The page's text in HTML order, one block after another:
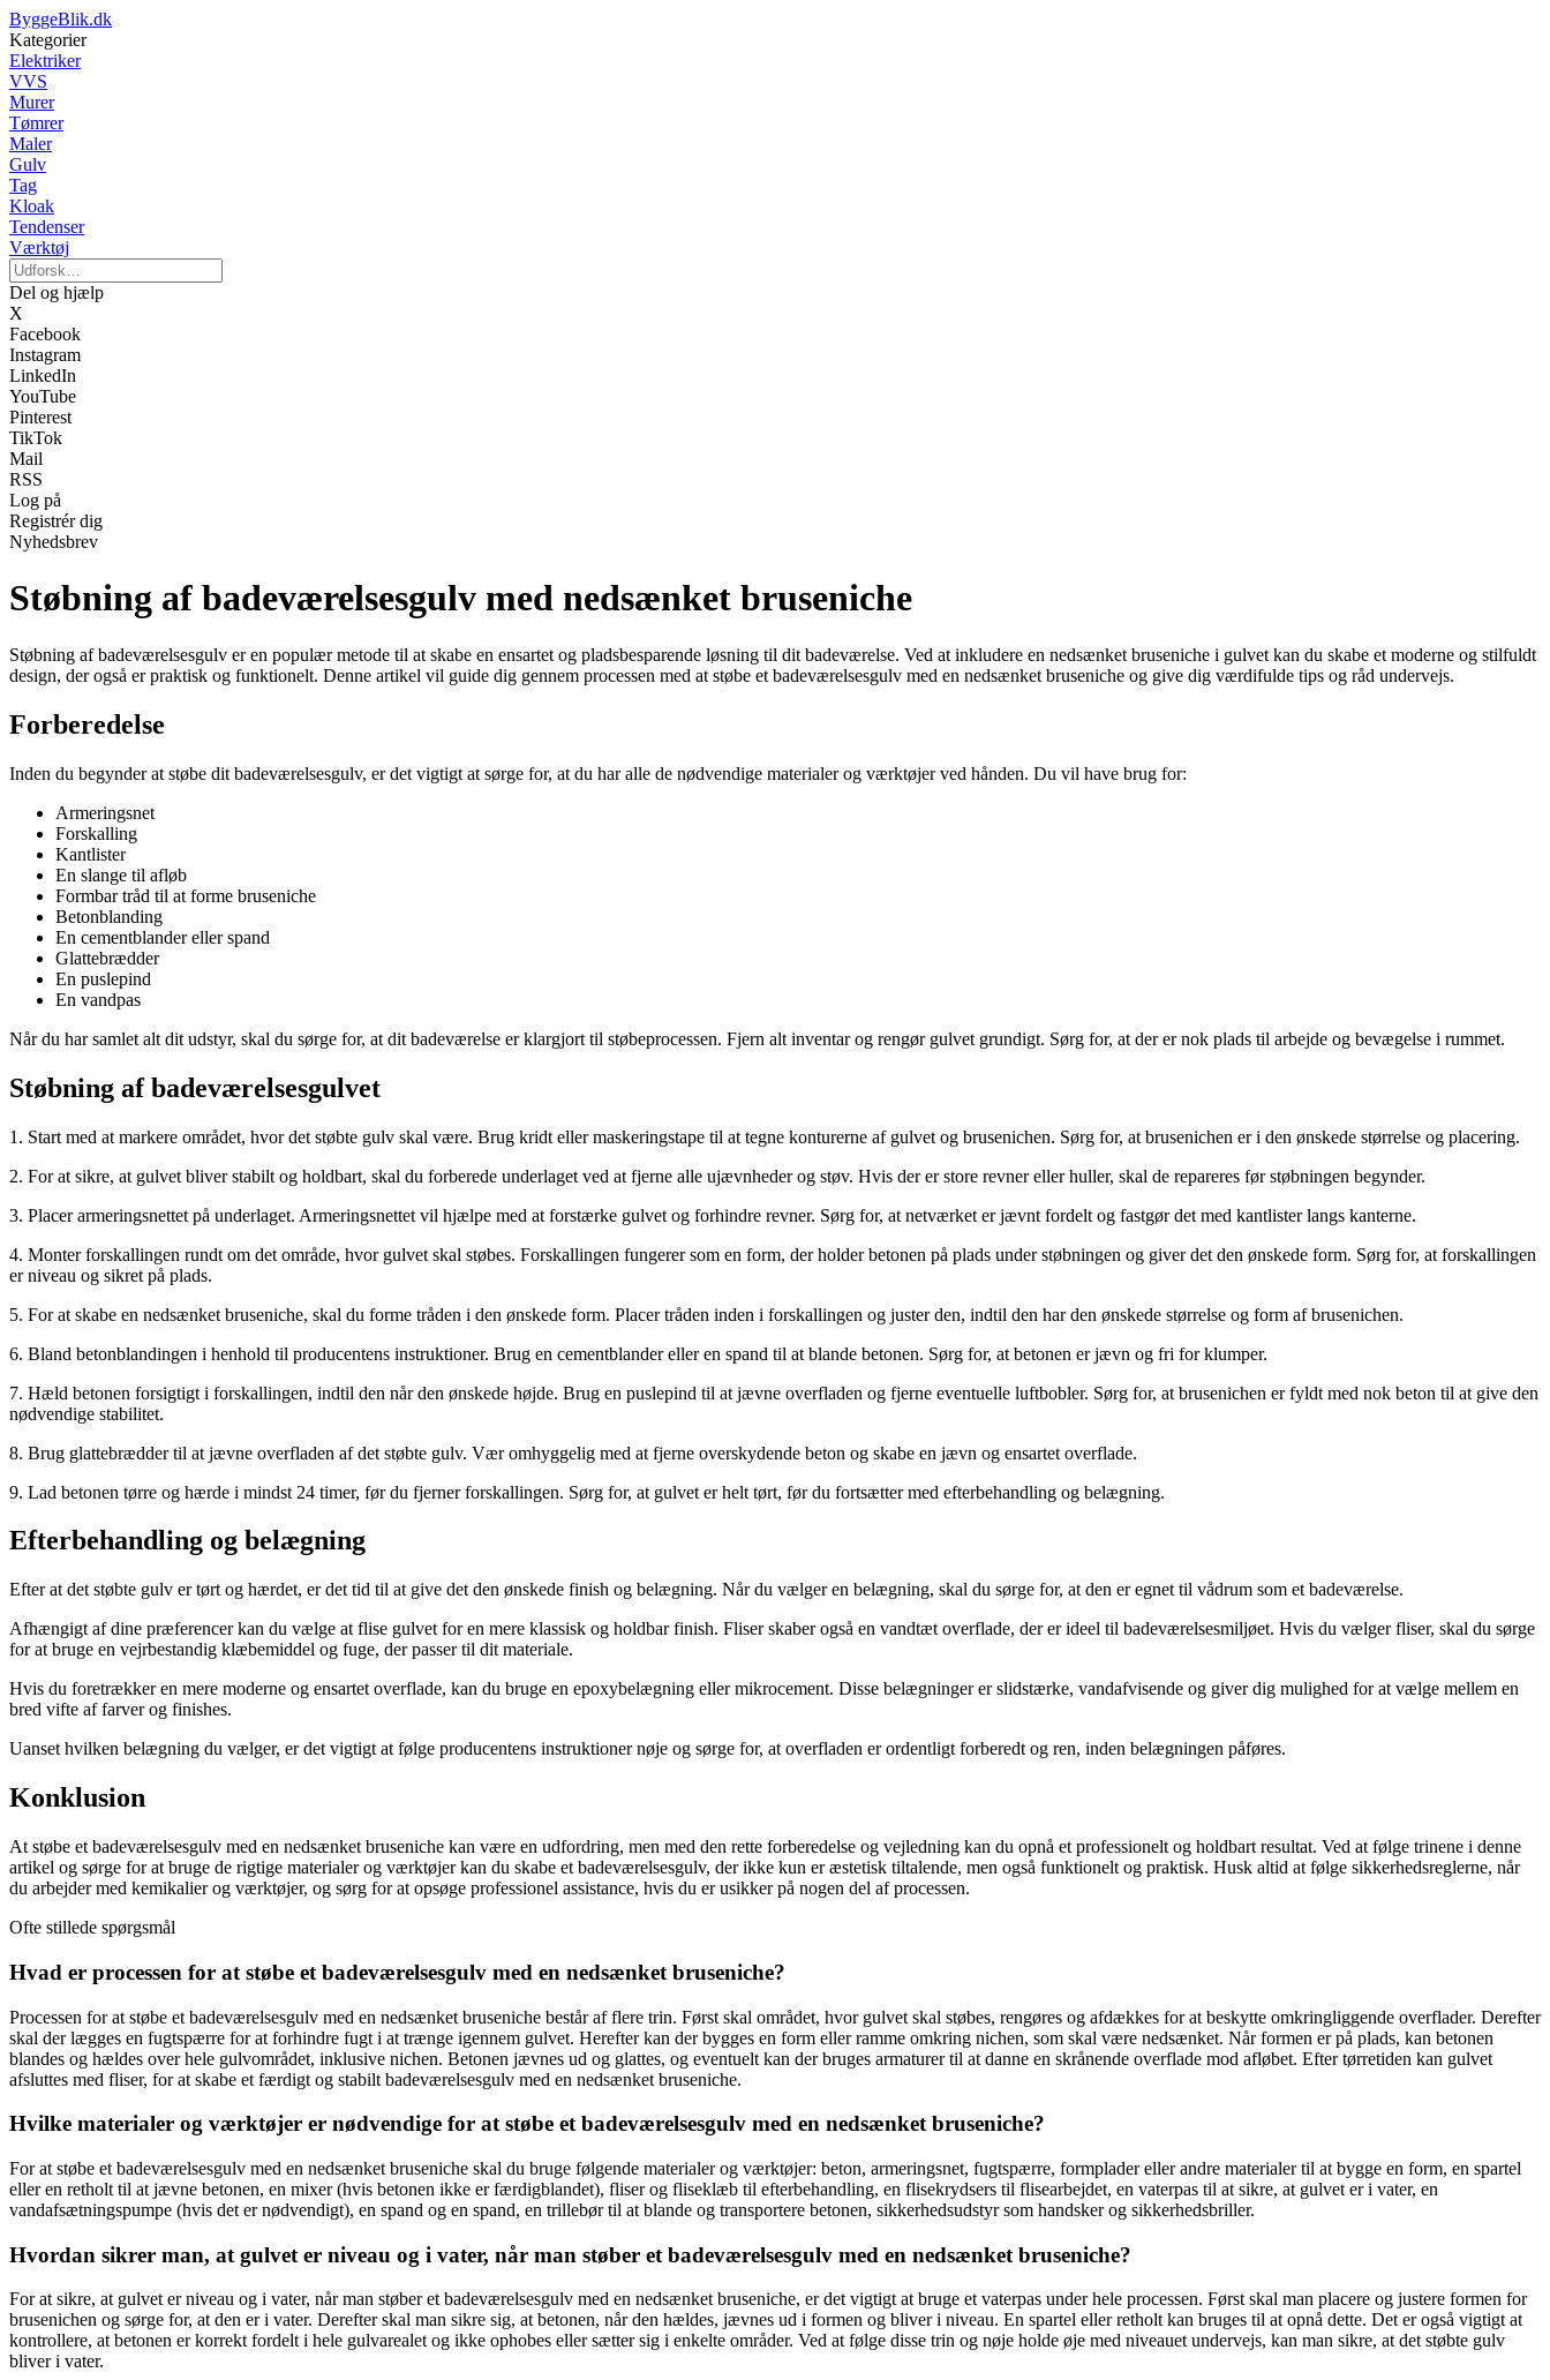
ByggeBlik.dk
Kategorier
Elektriker
VVS
Murer
Tømrer
Maler
Gulv
Tag
Kloak
Tendenser
Værktøj
Del og hjælp
X
Facebook
Instagram
LinkedIn
YouTube
Pinterest
TikTok
Mail
RSS
Log på
Registrér dig
Nyhedsbrev
Støbning af badeværelsesgulv med nedsænket bruseniche
Støbning af badeværelsesgulv er en populær metode til at skabe en ensartet og pladsbesparende løsning til dit badeværelse. Ved at inkludere en nedsænket bruseniche i gulvet kan du skabe et moderne og stilfuldt
design, der også er praktisk og funktionelt. Denne artikel vil guide dig gennem processen med at støbe et badeværelsesgulv med en nedsænket bruseniche og give dig værdifulde tips og råd undervejs.
Forberedelse
Inden du begynder at støbe dit badeværelsesgulv, er det vigtigt at sørge for, at du har alle de nødvendige materialer og værktøjer ved hånden. Du vil have brug for:
Armeringsnet
Forskalling
Kantlister
En slange til afløb
Formbar tråd til at forme bruseniche
Betonblanding
En cementblander eller spand
Glattebrædder
En puslepind
En vandpas
Når du har samlet alt dit udstyr, skal du sørge for, at dit badeværelse er klargjort til støbeprocessen. Fjern alt inventar og rengør gulvet grundigt. Sørg for, at der er nok plads til arbejde og bevægelse i rummet.
Støbning af badeværelsesgulvet
1. Start med at markere området, hvor det støbte gulv skal være. Brug kridt eller maskeringstape til at tegne konturerne af gulvet og brusenichen. Sørg for, at brusenichen er i den ønskede størrelse og placering.
2. For at sikre, at gulvet bliver stabilt og holdbart, skal du forberede underlaget ved at fjerne alle ujævnheder og støv. Hvis der er store revner eller huller, skal de repareres før støbningen begynder.
3. Placer armeringsnettet på underlaget. Armeringsnettet vil hjælpe med at forstærke gulvet og forhindre revner. Sørg for, at netværket er jævnt fordelt og fastgør det med kantlister langs kanterne.
4. Monter forskallingen rundt om det område, hvor gulvet skal støbes. Forskallingen fungerer som en form, der holder betonen på plads under støbningen og giver det den ønskede form. Sørg for, at forskallingen
er niveau og sikret på plads.
5. For at skabe en nedsænket bruseniche, skal du forme tråden i den ønskede form. Placer tråden inden i forskallingen og juster den, indtil den har den ønskede størrelse og form af brusenichen.
6. Bland betonblandingen i henhold til producentens instruktioner. Brug en cementblander eller en spand til at blande betonen. Sørg for, at betonen er jævn og fri for klumper.
7. Hæld betonen forsigtigt i forskallingen, indtil den når den ønskede højde. Brug en puslepind til at jævne overfladen og fjerne eventuelle luftbobler. Sørg for, at brusenichen er fyldt med nok beton til at give den
nødvendige stabilitet.
8. Brug glattebrædder til at jævne overfladen af det støbte gulv. Vær omhyggelig med at fjerne overskydende beton og skabe en jævn og ensartet overflade.
9. Lad betonen tørre og hærde i mindst 24 timer, før du fjerner forskallingen. Sørg for, at gulvet er helt tørt, før du fortsætter med efterbehandling og belægning.
Efterbehandling og belægning
Efter at det støbte gulv er tørt og hærdet, er det tid til at give det den ønskede finish og belægning. Når du vælger en belægning, skal du sørge for, at den er egnet til vådrum som et badeværelse.
Afhængigt af dine præferencer kan du vælge at flise gulvet for en mere klassisk og holdbar finish. Fliser skaber også en vandtæt overflade, der er ideel til badeværelsesmiljøet. Hvis du vælger fliser, skal du sørge
for at bruge en vejrbestandig klæbemiddel og fuge, der passer til dit materiale.
Hvis du foretrækker en mere moderne og ensartet overflade, kan du bruge en epoxybelægning eller mikrocement. Disse belægninger er slidstærke, vandafvisende og giver dig mulighed for at vælge mellem en
bred vifte af farver og finishes.
Uanset hvilken belægning du vælger, er det vigtigt at følge producentens instruktioner nøje og sørge for, at overfladen er ordentligt forberedt og ren, inden belægningen påføres.
Konklusion
At støbe et badeværelsesgulv med en nedsænket bruseniche kan være en udfordring, men med den rette forberedelse og vejledning kan du opnå et professionelt og holdbart resultat. Ved at følge trinene i denne
artikel og sørge for at bruge de rigtige materialer og værktøjer kan du skabe et badeværelsesgulv, der ikke kun er æstetisk tiltalende, men også funktionelt og praktisk. Husk altid at følge sikkerhedsreglerne, når
du arbejder med kemikalier og værktøjer, og sørg for at opsøge professionel assistance, hvis du er usikker på nogen del af processen.
Ofte stillede spørgsmål
Hvad er processen for at støbe et badeværelsesgulv med en nedsænket bruseniche?
Processen for at støbe et badeværelsesgulv med en nedsænket bruseniche består af flere trin. Først skal området, hvor gulvet skal støbes, rengøres og afdækkes for at beskytte omkringliggende overflader. Derefter
skal der lægges en fugtspærre for at forhindre fugt i at trænge igennem gulvet. Herefter kan der bygges en form eller ramme omkring nichen, som skal være nedsænket. Når formen er på plads, kan betonen
blandes og hældes over hele gulvområdet, inklusive nichen. Betonen jævnes ud og glattes, og eventuelt kan der bruges armaturer til at danne en skrånende overflade mod afløbet. Efter tørretiden kan gulvet
afsluttes med fliser, for at skabe et færdigt og stabilt badeværelsesgulv med en nedsænket bruseniche.
Hvilke materialer og værktøjer er nødvendige for at støbe et badeværelsesgulv med en nedsænket bruseniche?
For at støbe et badeværelsesgulv med en nedsænket bruseniche skal du bruge følgende materialer og værktøjer: beton, armeringsnet, fugtspærre, formplader eller andre materialer til at bygge en form, en spartel
eller en retholt til at jævne betonen, en mixer (hvis betonen ikke er færdigblandet), fliser og fliseklæb til efterbehandling, en flisekrydsers til flisearbejdet, en vaterpas til at sikre, at gulvet er i vater, en
vandafsætningspumpe (hvis det er nødvendigt), en spand og en spand, en trillebør til at blande og transportere betonen, sikkerhedsudstyr som handsker og sikkerhedsbriller.
Hvordan sikrer man, at gulvet er niveau og i vater, når man støber et badeværelsesgulv med en nedsænket bruseniche?
For at sikre, at gulvet er niveau og i vater, når man støber et badeværelsesgulv med en nedsænket bruseniche, er det vigtigt at bruge et vaterpas under hele processen. Først skal man placere og justere formen for
brusenichen og sørge for, at den er i vater. Derefter skal man sikre sig, at betonen, når den hældes, jævnes ud i formen og bliver i niveau. En spartel eller retholt kan bruges til at opnå dette. Det er også vigtigt at
kontrollere, at betonen er korrekt fordelt i hele gulvarealet og ikke ophobes eller sætter sig i enkelte områder. Ved at følge disse trin og nøje holde øje med niveauet undervejs, kan man sikre, at det støbte gulv
bliver i vater.